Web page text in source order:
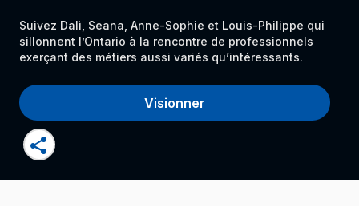
Suivez Dalì, Seana, Anne-Sophie et Louis-Philippe qui
sillonnent l’Ontario à la rencontre de professionnels
exerçant des métiers aussi variés qu’intéressants.
Visionner
share